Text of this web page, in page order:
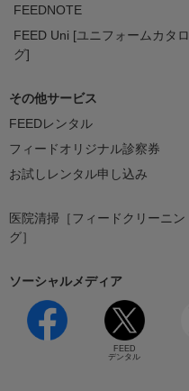
FEEDNOTE
FEED Uni [ユニフォームカタロ
グ]
その他サービス
FEEDレンタル
フィードオリジナル診察券
お試しレンタル申し込み
医院清掃［フィードクリーニン
グ］
ソーシャルメディア
FEED
デンタル